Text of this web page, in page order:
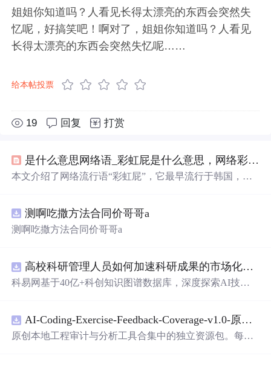
姐姐你知道吗？人看见长得太漂亮的东西会突然失
忆呢，好搞笑吧！啊对了，姐姐你知道吗？人看见
长得太漂亮的东西会突然失忆呢……
给本帖投票
19 回复 打赏
是什么意思网络语_彩虹屁是什么意思，网络彩虹屁夸人语录大全，彩虹屁是什么梗...
本文介绍了网络流行语“彩虹屁”，它最早流行于韩国，原
测啊吃撒方法合同价哥哥a
测啊吃撒方法合同价哥哥a
高校科研管理人员如何加速科研成果的市场化转化？.docx
科易网基于40亿+科创知识图谱数据库，深度探索AI技术
新领域的AI+数智化解决方案，推动科技创新与产业创新
智能化发展。
AI-Coding-Exercise-Feedback-Coverage-v1.0-原创源码与文档.zip
原创本地工程审计与分析工具合集中的独立资源包。每个